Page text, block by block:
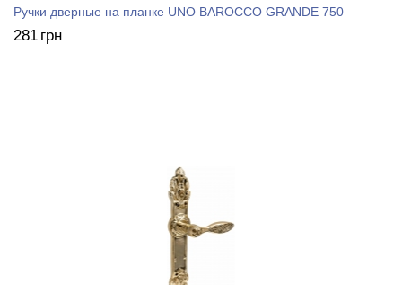
Ручки дверные на планке UNO BAROCCO GRANDE 750
281 грн